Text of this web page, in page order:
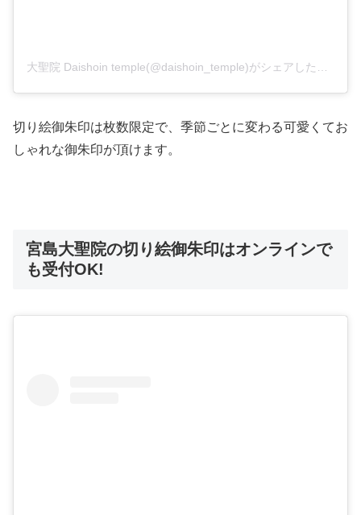
切り絵御朱印は枚数限定で、季節ごとに変わる可愛くてお
しゃれな御朱印が頂けます。
宮島大聖院の切り絵御朱印はオンラインで
も受付OK!